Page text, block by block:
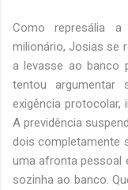
Como represália
milionário, Josias se
a levasse ao banco
tentou argumentar
exigência protocolar,
A previdência
dois completamente
uma afronta pessoal
sozinha ao banco.